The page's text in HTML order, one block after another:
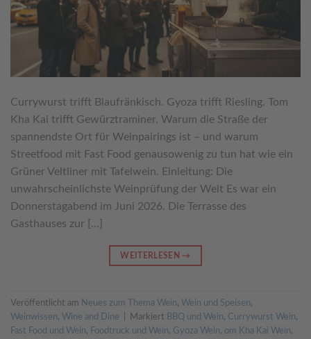
Currywurst trifft Blaufränkisch. Gyoza trifft Riesling. Tom
Kha Kai trifft Gewürztraminer. Warum die Straße der
spannendste Ort für Weinpairings ist – und warum
Streetfood mit Fast Food genausowenig zu tun hat wie ein
Grüner Veltliner mit Tafelwein. Einleitung: Die
unwahrscheinlichste Weinprüfung der Welt Es war ein
Donnerstagabend im Juni 2026. Die Terrasse des
Gasthauses zur […]
WEITERLESEN →
Veröffentlicht am Neues zum Thema Wein, Wein und Speisen,
Weinwissen, Wine and Dine Markiert BBQ und Wein, Currywurst Wein,
Fast Food und Wein, Foodtruck und Wein, Gyoza Wein, om Kha Kai Wein,